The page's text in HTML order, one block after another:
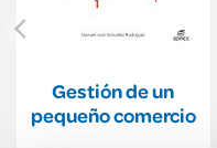
Gestión de un
pequeño comercio